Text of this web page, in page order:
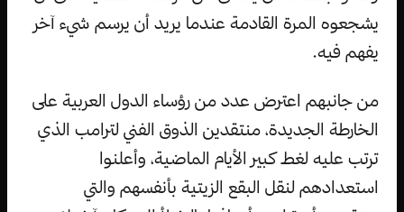
يشجعوه المرة القادمة عندما يريد أن يرسم شيء آخر
يفهم فيه.
من جانبهم اعترض عدد من رؤساء الدول العربية على
الخارطة الجديدة، منتقدين الذوق الفني لترامب الذي
ترتب عليه لغط كبير الأيام الماضية، وأعلنوا
استعدادهم لنقل البقع الزيتية بأنفسهم والتي